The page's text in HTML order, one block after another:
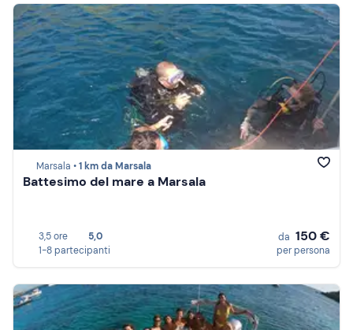
Marsala •1 km da Marsala
Battesimo del mare a Marsala
3,5 ore
5,0
1-8 partecipanti
da 150 €
per persona